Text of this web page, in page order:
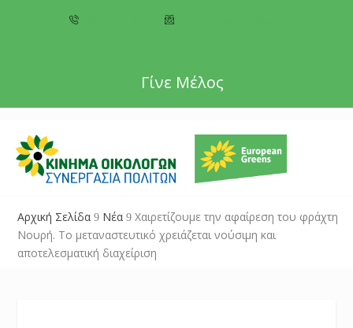
Γίνε Μέλος
Αρχική Σελίδα 9 Νέα 9 Χαιρετίζουμε την αφαίρεση του φράχτη
Νουρή. Το μεταναστευτικό χρειάζεται νούσιμη και
αποτελεσματική διαχείριση